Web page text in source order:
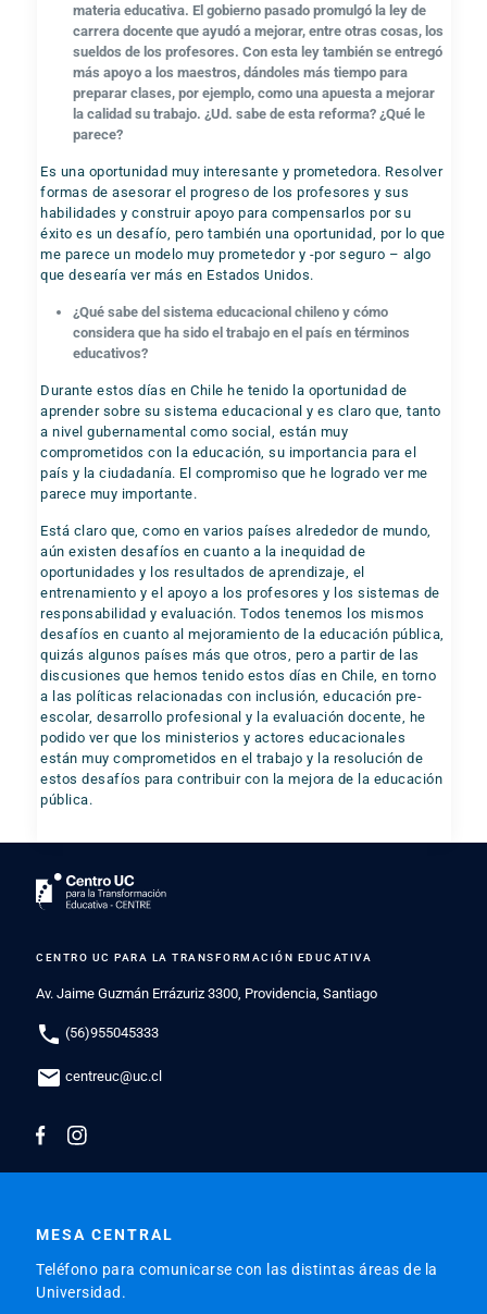
materia educativa. El gobierno pasado promulgó la ley de
carrera docente que ayudó a mejorar, entre otras cosas, los
sueldos de los profesores. Con esta ley también se entregó
más apoyo a los maestros, dándoles más tiempo para
preparar clases, por ejemplo, como una apuesta a mejorar
la calidad su trabajo. ¿Ud. sabe de esta reforma? ¿Qué le
parece?
Es una oportunidad muy interesante y prometedora. Resolver
formas de asesorar el progreso de los profesores y sus
habilidades y construir apoyo para compensarlos por su
éxito es un desafío, pero también una oportunidad, por lo que
me parece un modelo muy prometedor y -por seguro – algo
que desearía ver más en Estados Unidos.
¿Qué sabe del sistema educacional chileno y cómo
considera que ha sido el trabajo en el país en términos
educativos?
Durante estos días en Chile he tenido la oportunidad de
aprender sobre su sistema educacional y es claro que, tanto
a nivel gubernamental como social, están muy
comprometidos con la educación, su importancia para el
país y la ciudadanía. El compromiso que he logrado ver me
parece muy importante.
Está claro que, como en varios países alrededor de mundo,
aún existen desafíos en cuanto a la inequidad de
oportunidades y los resultados de aprendizaje, el
entrenamiento y el apoyo a los profesores y los sistemas de
responsabilidad y evaluación. Todos tenemos los mismos
desafíos en cuanto al mejoramiento de la educación pública,
quizás algunos países más que otros, pero a partir de las
discusiones que hemos tenido estos días en Chile, en torno
a las políticas relacionadas con inclusión, educación pre-
escolar, desarrollo profesional y la evaluación docente, he
podido ver que los ministerios y actores educacionales
están muy comprometidos en el trabajo y la resolución de
estos desafíos para contribuir con la mejora de la educación
pública.
CENTRO UC PARA LA TRANSFORMACIÓN EDUCATIVA
Av. Jaime Guzmán Errázuriz 3300, Providencia, Santiago
phone (56)955045333
mail centreuc@uc.cl
MESA CENTRAL
Teléfono para comunicarse con las distintas áreas de la
Universidad.